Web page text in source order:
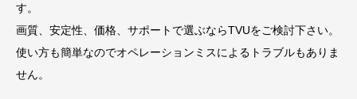
す。
画質、安定性、価格、サポートで選ぶならTVUをご検討下さい。
使い方も簡単なのでオペレーションミスによるトラブルもありま
せん。